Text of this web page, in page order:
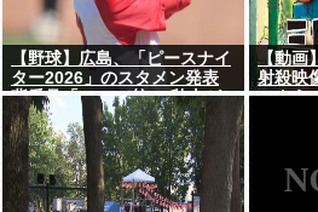
【野球】広島、「ピースナイ
ター2026」のスタメン発表
背番号「86」で統一 秋山が
カープ移籍後初の4番 小園は
6番
【動画
射殺映
のよう